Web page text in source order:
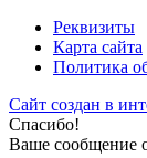
Реквизиты
Карта сайта
Политика
Сайт создан в
Спасибо!
Ваше сообщение